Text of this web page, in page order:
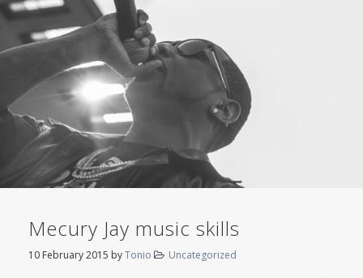
Mecury Jay music skills
10 February 2015 byTonio Uncategorized